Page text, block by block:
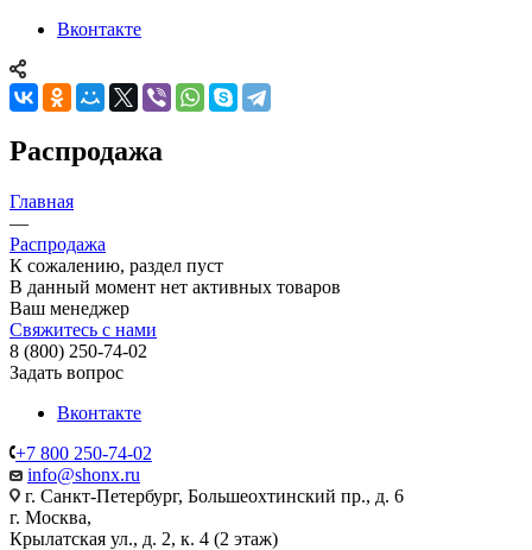
Вконтакте
Распродажа
Главная
—
Распродажа
К сожалению, раздел пуст
В данный момент нет активных товаров
Ваш менеджер
Свяжитесь с нами
8 (800) 250-74-02
Задать вопрос
Вконтакте
+7 800 250-74-02
info@shonx.ru
г. Санкт-Петербург, Большеохтинский пр., д. 6
г. Москва,
Крылатская ул., д. 2, к. 4 (2 этаж)